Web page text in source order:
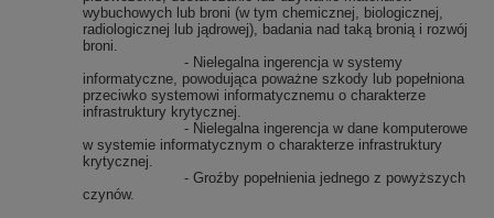
wybuchowych lub broni (w tym chemicznej, biologicznej,
radiologicznej lub jądrowej), badania nad taką bronią i rozwój
broni.
- Nielegalna ingerencja w systemy
informatyczne, powodująca poważne szkody lub popełniona
przeciwko systemowi informatycznemu o charakterze
infrastruktury krytycznej.
- Nielegalna ingerencja w dane komputerowe
w systemie informatycznym o charakterze infrastruktury
krytycznej.
- Groźby popełnienia jednego z powyższych
czynów.